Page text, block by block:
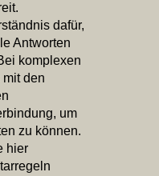
dafür,
Antworten
komplexen
den
um
zu können.
hier